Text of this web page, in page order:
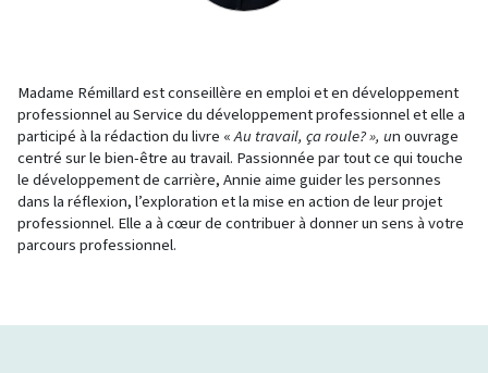
Madame Rémillard est conseillère en emploi et en développement
professionnel au Service du développement professionnel et elle a
participé à la rédaction du livre «Au travail, ça roule? », un ouvrage
centré sur le bien-être au travail. Passionnée par tout ce qui touche
le développement de carrière, Annie aime guider les personnes
dans la réflexion, l’exploration et la mise en action de leur projet
professionnel. Elle a à cœur de contribuer à donner un sens à votre
parcours professionnel.